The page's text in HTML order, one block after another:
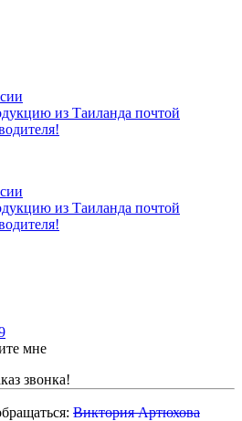
из Таиланда почтой
из Таиланда почтой
мне
звонка!
Виктория Артюхова